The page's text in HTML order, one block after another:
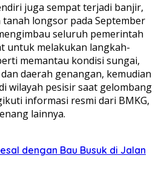
juga sempat terjadi banjir,
longsor pada September
seluruh pemerintah
untuk melakukan langkah-
memantau kondisi sungai,
daerah genangan, kemudian
wilayah pesisir saat gelombang
informasi resmi dari BMKG,
lainnya.
dengan Bau Busuk di Jalan